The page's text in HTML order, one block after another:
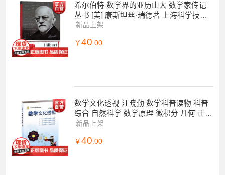
希尔伯特 数学界的亚历山大 数学家传记
丛书 [美] 康斯坦丝·瑞德著 上海科学技术
出版社
新品上架
￥ 40 .00
数学文化透视 汪晓勤 数学科普读物 科普
综合 自然科学 数学原理 微积分 几何 正版
图书籍 上海科学技术出版社 世纪出版
新品上架
￥ 40 .00